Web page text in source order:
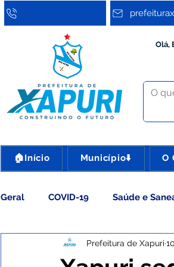
Olá,
🏠Início Município⬇️ O
Geral COVID-19 Saúde e
Assistência Social Cultura
Prefeitura de Xapuri